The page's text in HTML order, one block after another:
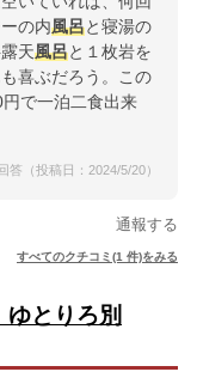
の内風呂と寝湯の
天風呂と１枚岩を
喜ぶだろう。この
で一泊二食出来
答（投稿日：2024/5/20）
通報する
すべてのクチコミ(1 件)をみる
とりろ別